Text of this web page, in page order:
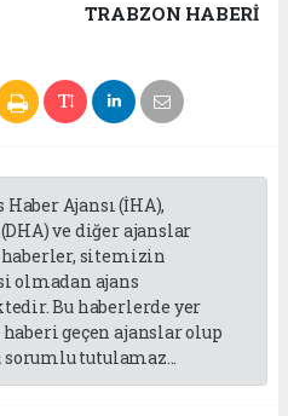
TRABZON HABERİ
Ajansı (İHA),
ve diğer ajanslar
sitemizin
olmadan ajans
Bu haberlerde yer
geçen ajanslar olup
tutulamaz...